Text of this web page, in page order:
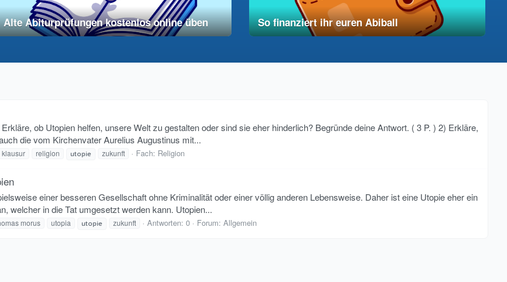
Alte Abiturprüfungen kostenlos online üben So finanziert ihr euren Abiball
ob Utopien helfen, unsere Welt zu gestalten oder sind sie eher hinderlich? Begründe deine Antwort. ( 3 P. ) 2) Erkläre,
die vom Kirchenvater Aurelius Augustinus mit...
klausur religion utopie zukunft Fach: Religion
einer besseren Gesellschaft ohne Kriminalität oder einer völlig anderen Lebensweise. Daher ist eine Utopie eher ein
welcher in die Tat umgesetzt werden kann. Utopien...
morus utopia utopie zukunft Antworten: 0 Forum: Allgemein